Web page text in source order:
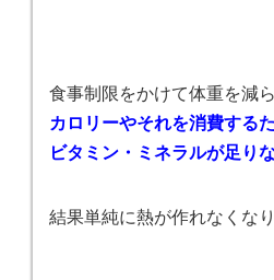
食事制限をかけて体重を減
カロリーやそれを消費する
ビタミン・ミネラルが足り
結果単純に熱が作れなくなり